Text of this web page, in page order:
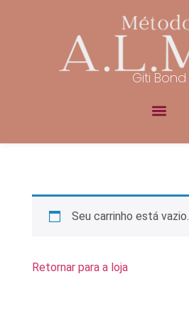
Giti Bond
Seu carrinho está vazio.
Retornar para a loja